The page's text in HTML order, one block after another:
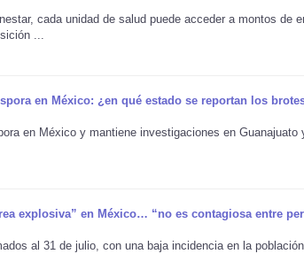
cada unidad de salud puede acceder a montos de
...
en México: ¿en qué estado se reportan los
en México y mantiene investigaciones en Guanajuato
explosiva” en México… “no es contagiosa entre
al 31 de julio, con una baja incidencia en la